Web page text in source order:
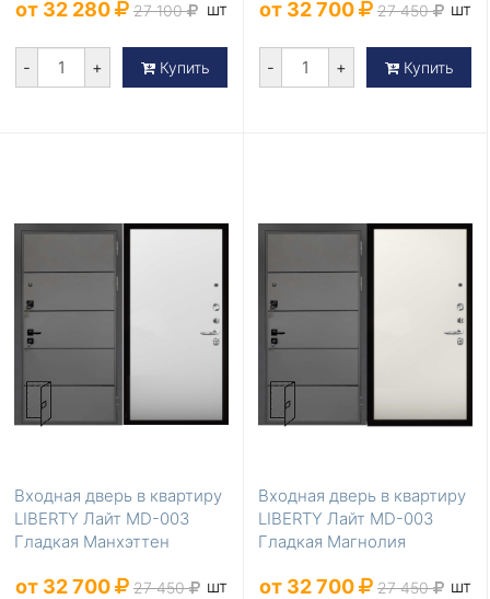
от 32 280 27 100 шт
- + Купить
от 32 700 27 450 шт
- + Купить
Входная дверь в квартиру
LIBERTY Лайт MD-003
Гладкая Манхэттен
от 32 700 27 450 шт
Входная дверь в квартиру
LIBERTY Лайт MD-003
Гладкая Магнолия
от 32 700 27 450 шт